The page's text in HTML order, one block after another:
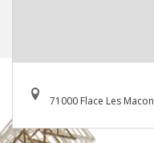
71000 Flace Les Macon